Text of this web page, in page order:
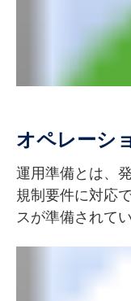
オペレーシ
運用準備とは、
規制要件に対応
スが準備されて